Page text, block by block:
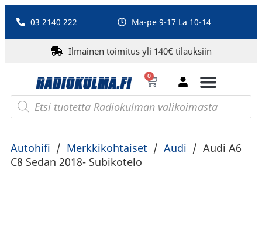
03 2140 222 Ma-pe 9-17 La 10-14
Ilmainen toimitus yli 140€ tilauksiin
0
Autohifi / Merkkikohtaiset / Audi / Audi A6
C8 Sedan 2018- Subikotelo